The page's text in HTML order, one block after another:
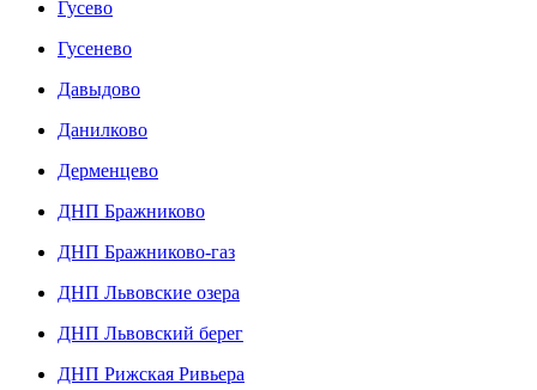
Гусево
Гусенево
Давыдово
Данилково
Дерменцево
ДНП Бражниково
ДНП Бражниково-газ
ДНП Львовские озера
ДНП Львовский берег
ДНП Рижская Ривьера